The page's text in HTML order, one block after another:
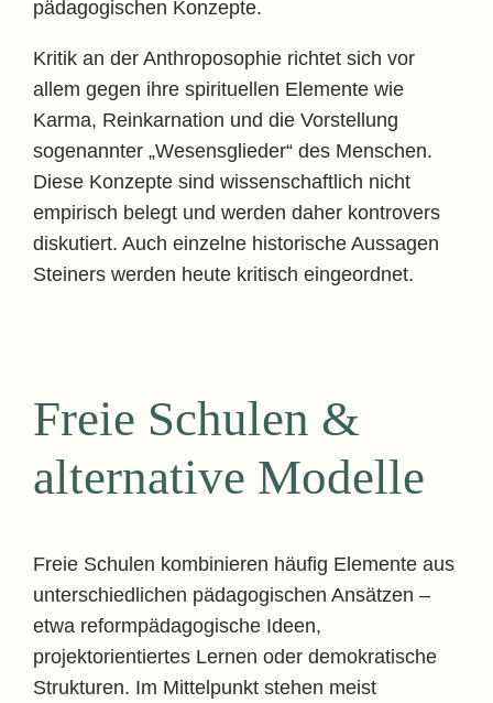
pädagogischen Konzepte.
Kritik an der Anthroposophie richtet sich vor
allem gegen ihre spirituellen Elemente wie
Karma, Reinkarnation und die Vorstellung
sogenannter „Wesensglieder“ des Menschen.
Diese Konzepte sind wissenschaftlich nicht
empirisch belegt und werden daher kontrovers
diskutiert. Auch einzelne historische Aussagen
Steiners werden heute kritisch eingeordnet.
Freie Schulen &
alternative Modelle
Freie Schulen kombinieren häufig Elemente aus
unterschiedlichen pädagogischen Ansätzen –
etwa reformpädagogische Ideen,
projektorientiertes Lernen oder demokratische
Strukturen. Im Mittelpunkt stehen meist